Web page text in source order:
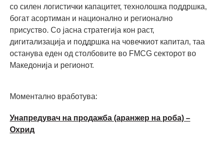
со силен логистички капацитет, технолошка поддршка,
богат асортиман и национално и регионално
присуство. Со јасна стратегија кон раст,
дигитализација и поддршка на човечкиот капитал, таа
останува еден од столбовите во FMCG секторот во
Македонија и регионот.
Моментално вработува:
Унапредувач на продажба (аранжер на роба) –
Охрид